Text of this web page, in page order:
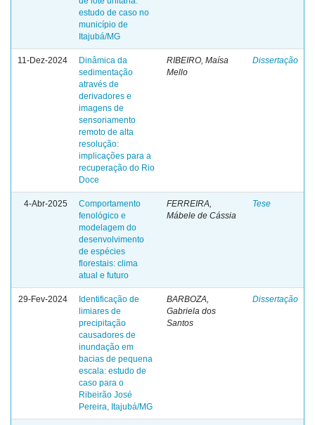
estudo de caso no
município de
Itajubá/MG
11-Dez-2024
Dinâmica da
sedimentação
através de
derivadores e
imagens de
sensoriamento
remoto de alta
resolução:
implicações para a
recuperação do Rio
Doce
RIBEIRO, Maísa
Mello
Dissertação
4-Abr-2025
Comportamento
fenológico e
modelagem do
desenvolvimento
de espécies
florestais: clima
atual e futuro
FERREIRA,
Mábele de Cássia
Tese
29-Fev-2024
Identificação de
limiares de
precipitação
causadores de
inundação em
bacias de pequena
escala: estudo de
caso para o
Ribeirão José
Pereira, Itajubá/MG
BARBOZA,
Gabriela dos
Santos
Dissertação